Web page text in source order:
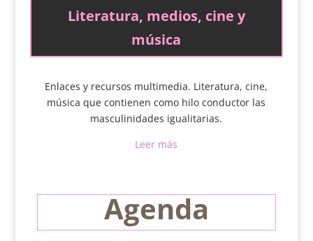
Literatura, medios, cine y
música
Enlaces y recursos multimedia. Literatura, cine,
música que contienen como hilo conductor las
masculinidades igualitarias.
Leer más
Agenda